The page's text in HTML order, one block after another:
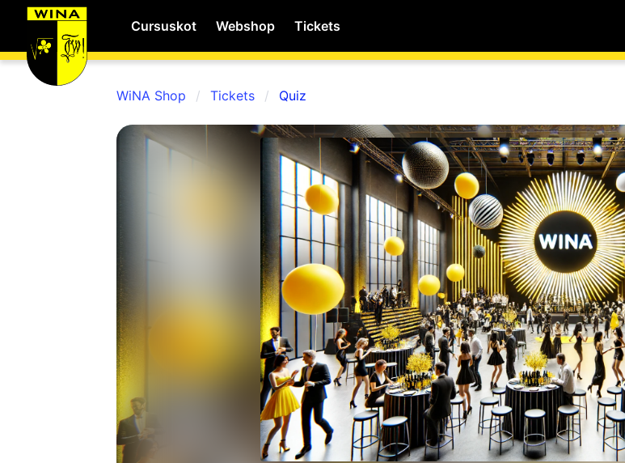
Cursuskot Webshop Tickets
WiNA MyWiNA
Home
Schachten
WiNA Shop Tickets Quiz